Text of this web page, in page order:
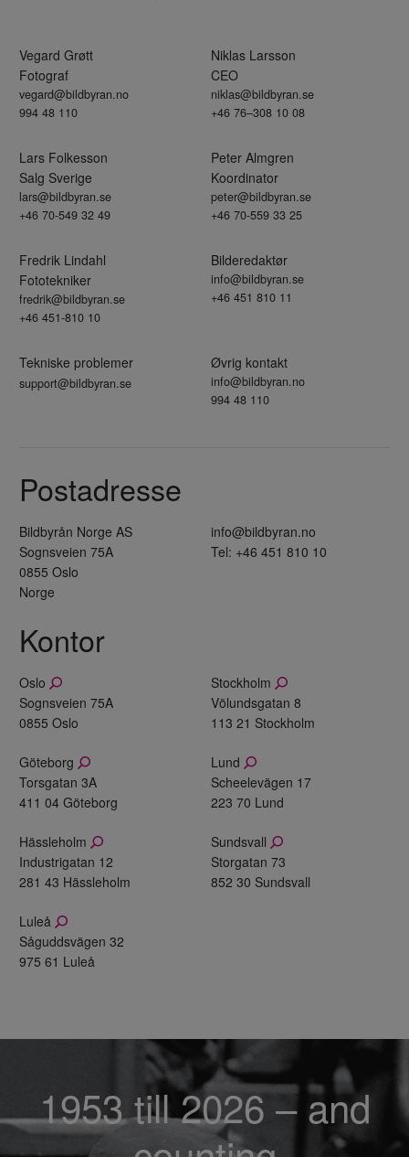
Vegard Grøtt
Fotograf
vegard@bildbyran.no
994 48 110
Niklas Larsson
CEO
niklas@bildbyran.se
+46 76–308 10 08
Lars Folkesson
Salg Sverige
lars@bildbyran.se
+46 70-549 32 49
Peter Almgren
Koordinator
peter@bildbyran.se
+46 70-559 33 25
Fredrik Lindahl
Fototekniker
fredrik@bildbyran.se
+46 451-810 10
Bilderedaktør
info@bildbyran.se
+46 451 810 11
Tekniske problemer
support@bildbyran.se
Øvrig kontakt
info@bildbyran.no
994 48 110
Postadresse
Bildbyrån Norge AS
Sognsveien 75A
0855 Oslo
Norge
info@bildbyran.no
Tel: +46 451 810 10
Kontor
Oslo
Sognsveien 75A
0855 Oslo
Stockholm
Völundsgatan 8
113 21 Stockholm
Göteborg
Torsgatan 3A
411 04 Göteborg
Lund
Scheelevägen 17
223 70 Lund
Hässleholm
Industrigatan 12
281 43 Hässleholm
Sundsvall
Storgatan 73
852 30 Sundsvall
Luleå
Såguddsvägen 32
975 61 Luleå
1953 till 2026 – and